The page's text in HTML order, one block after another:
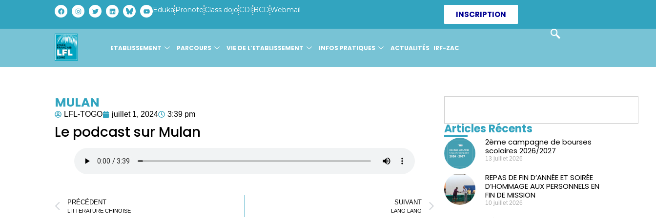
Eduka Pronote Class dojo CDI BCDWebmail INSCRIPTION
ETABLISSEMENT PARCOURS VIE DE L’ETABLISSEMENT INFOS PRATIQUES ACTUALITÉS IRF-ZAC
MULAN
LFL-TOGO juillet 1, 2024 3:39 pm
Le podcast sur Mulan
PRÉCÉDENT
LITTERATURE CHINOISE
SUIVANT
LANG LANG
Articles Récents
2ème campagne de bourses
scolaires 2026/2027
13 juillet 2026
REPAS DE FIN D’ANNÉE ET SOIRÉE
D’HOMMAGE AUX PERSONNELS EN
FIN DE MISSION
10 juillet 2026